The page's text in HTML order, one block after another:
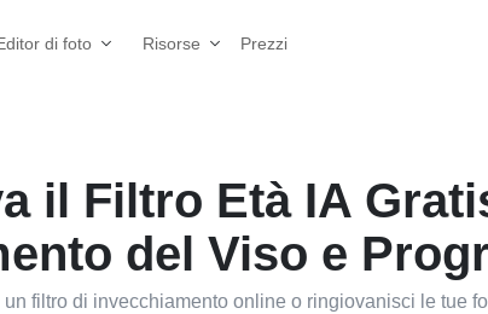
di foto Risorse Prezzi
il Filtro Età IA
del Viso e
filtro di invecchiamento online o ringiovanisci le tue